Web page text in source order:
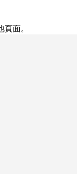
面。